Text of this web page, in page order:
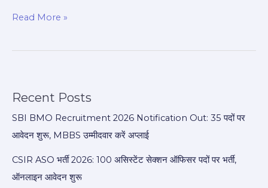
Read More »
Recent Posts
SBI BMO Recruitment 2026 Notification Out: 35 पदों पर
आवेदन शुरू, MBBS उम्मीदवार करें अप्लाई
CSIR ASO भर्ती 2026: 100 असिस्टेंट सेक्शन ऑफिसर पदों पर भर्ती,
ऑनलाइन आवेदन शुरू